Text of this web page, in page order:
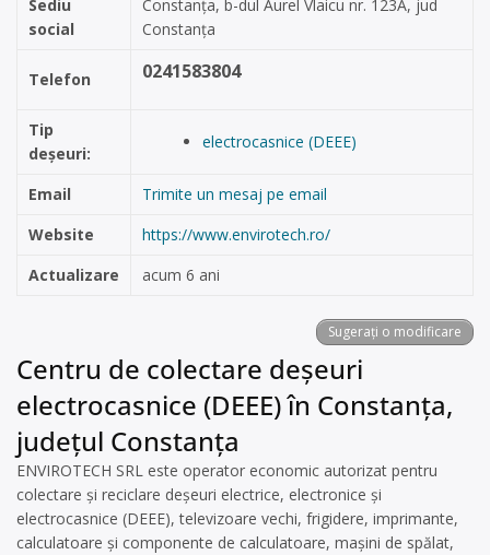
Sediu
social
Constanța, b-dul Aurel Vlaicu nr. 123A, jud
Constanța
Telefon 0241583804
Tip
deșeuri:
electrocasnice (DEEE)
Email
Trimite un mesaj pe email
Website
https://www.envirotech.ro/
Actualizare
acum 6 ani
Sugerați o modificare
Centru de colectare deșeuri
electrocasnice (DEEE) în Constanța,
județul Constanța
ENVIROTECH SRL este operator economic autorizat pentru
colectare și reciclare deșeuri electrice, electronice și
electrocasnice (DEEE), televizoare vechi, frigidere, imprimante,
calculatoare și componente de calculatoare, mașini de spălat,